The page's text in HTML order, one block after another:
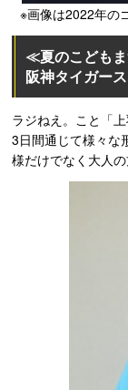
※画像は2022年の
≪夏のこども
阪神タイガー
ラジねえ。こと「
3日間通じて様々な
様だけでなく大人の